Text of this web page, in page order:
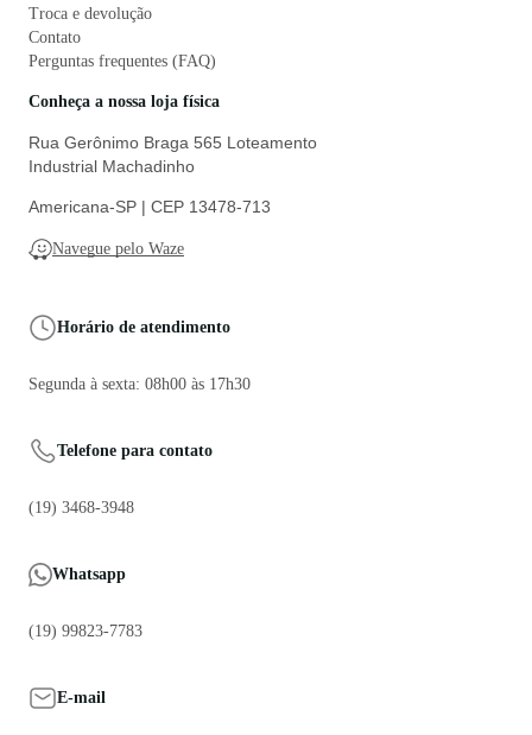
Troca e devolução
Contato
Perguntas frequentes (FAQ)
Conheça a nossa loja física
Rua Gerônimo Braga 565 Loteamento
Industrial Machadinho
Americana-SP | CEP 13478-713
Navegue pelo Waze
Horário de atendimento
Segunda à sexta: 08h00 às 17h30
Telefone para contato
(19) 3468-3948
Whatsapp
(19) 99823-7783
E-mail